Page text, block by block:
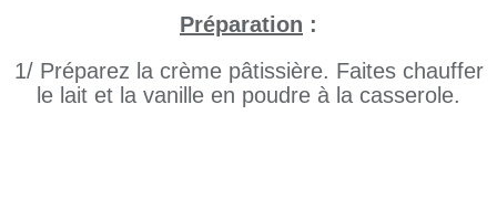
Préparation :
1/ Préparez la crème pâtissière. Faites chauffer
le lait et la vanille en poudre à la casserole.